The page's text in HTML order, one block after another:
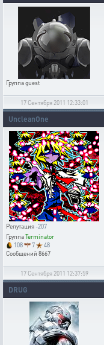
Группаguest
17 Сентября 2011 12:33:01
UncleanOne
Репутация-207
ГруппаTerminator
108
7
48
Сообщений 8667
17 Сентября 2011 12:37:59
DRUG